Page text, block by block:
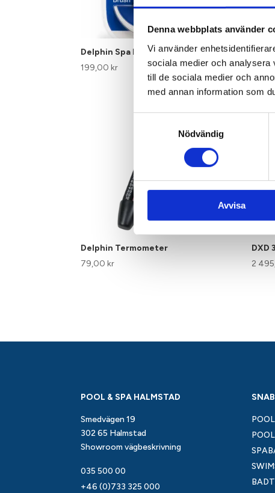
Denna webbplats använder
Vi använder
sociala medier och analysera
till de sociala medier och
med annan information som
Nödvändig
Avvisa
Delphin Spa Brush
199,00kr
Delphin Termometer
79,00kr
DXD
2
POOL & SPA HALMSTAD
Smedvägen 19
302 65 Halmstad
Showroom vägbeskrivning
035 500 00
+46 (0)733 325 000